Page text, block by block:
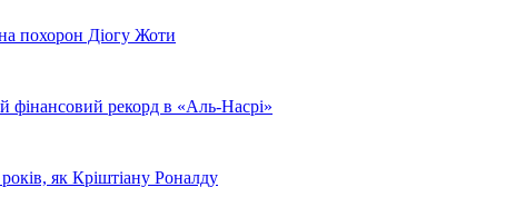
похорон Діогу Жоти
фінансовий рекорд в «Аль-Насрі»
як Кріштіану Роналду